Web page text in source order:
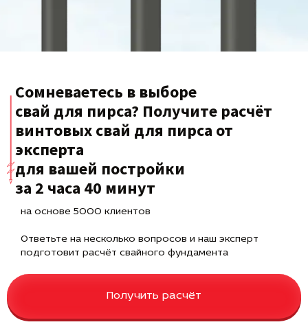
Сомневаетесь в выборе
свай для пирса? Получите расчёт
винтовых свай для пирса от
эксперта
для вашей постройки
за 2 часа 40 минут
на основе 5000 клиентов
Ответьте на несколько вопросов и наш эксперт
подготовит расчёт свайного фундамента
Получить расчёт